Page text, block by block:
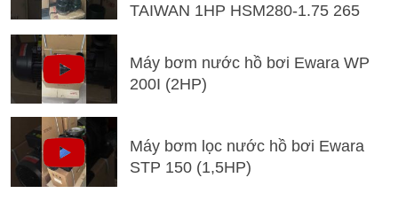
TAIWAN 1HP HSM280-1.75 265
Máy bơm nước hồ bơi Ewara WP
200I (2HP)
Máy bơm lọc nước hồ bơi Ewara
STP 150 (1,5HP)